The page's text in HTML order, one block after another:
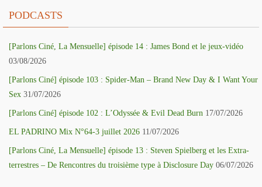
PODCASTS
[Parlons Ciné, La Mensuelle] épisode 14 : James Bond et le jeux-vidéo
03/08/2026
[Parlons Ciné] épisode 103 : Spider-Man – Brand New Day & I Want Your
Sex 31/07/2026
[Parlons Ciné] épisode 102 : L’Odyssée & Evil Dead Burn 17/07/2026
EL PADRINO Mix N°64-3 juillet 2026 11/07/2026
[Parlons Ciné, La Mensuelle] épisode 13 : Steven Spielberg et les Extra-
terrestres – De Rencontres du troisième type à Disclosure Day 06/07/2026